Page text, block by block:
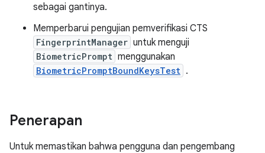
sebagai gantinya.
Memperbarui pengujian pemverifikasi CTS
FingerprintManager untuk menguji
BiometricPrompt menggunakan
BiometricPromptBoundKeysTest .
Penerapan
Untuk memastikan bahwa pengguna dan pengembang